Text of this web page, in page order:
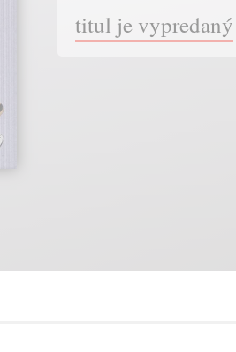
titul je vypredaný